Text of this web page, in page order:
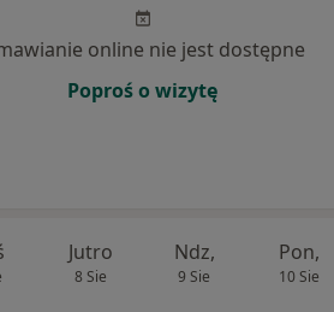
online nie jest dostępne
Poproś o wizytę
Jutro
8 Sie
Ndz,
9 Sie
Pon,
10 Sie